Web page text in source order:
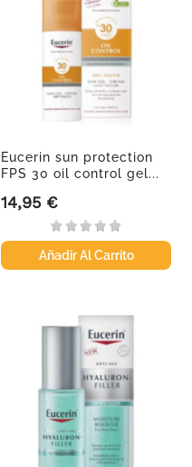
Eucerin sun protection
FPS 30 oil control gel...
Precio
14,95 €
Añadir Al Carrito